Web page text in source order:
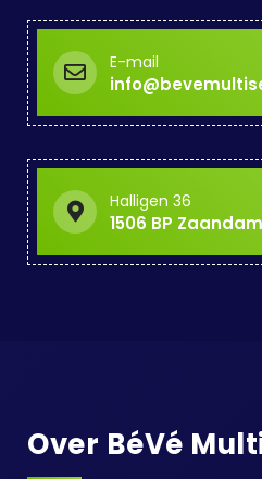
E-mail
Halligen 36
1506 BP Zaandam
Over BéVé